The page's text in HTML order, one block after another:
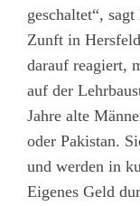
geschaltet“,
Zunft in
darauf reagiert,
auf der
Jahre alte
oder Pakistan.
und werden in
Eigenes Geld